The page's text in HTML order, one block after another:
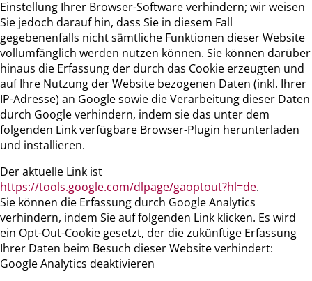
Einstellung Ihrer Browser-Software verhindern; wir weisen
Sie jedoch darauf hin, dass Sie in diesem Fall
gegebenenfalls nicht sämtliche Funktionen dieser Website
vollumfänglich werden nutzen können. Sie können darüber
hinaus die Erfassung der durch das Cookie erzeugten und
auf Ihre Nutzung der Website bezogenen Daten (inkl. Ihrer
IP-Adresse) an Google sowie die Verarbeitung dieser Daten
durch Google verhindern, indem sie das unter dem
folgenden Link verfügbare Browser-Plugin herunterladen
und installieren.
Der aktuelle Link ist
https://tools.google.com/dlpage/gaoptout?hl=de.
Sie können die Erfassung durch Google Analytics
verhindern, indem Sie auf folgenden Link klicken. Es wird
ein Opt-Out-Cookie gesetzt, der die zukünftige Erfassung
Ihrer Daten beim Besuch dieser Website verhindert:
Google Analytics deaktivieren